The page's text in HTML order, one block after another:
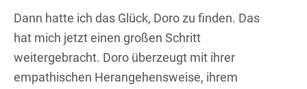
Dann hatte ich das Glück, Doro zu finden. Das
hat mich jetzt einen großen Schritt
weitergebracht. Doro überzeugt mit ihrer
empathischen Herangehensweise, ihrem